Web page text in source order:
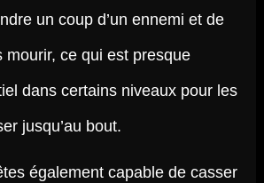
un coup d’un ennemi et de
mourir, ce qui est presque
dans certains niveaux pour les
jusqu’au bout.
également capable de casser